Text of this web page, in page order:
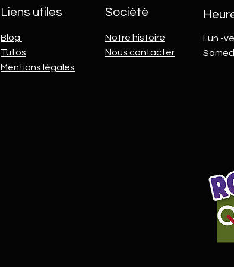
Liens utiles
Blog
Tutos
Mentions légales
Société
Notre histoire
Nous contacter
Lun.-